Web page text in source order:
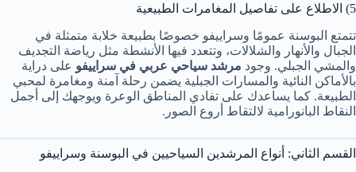
5) الاطلاع على تفاصيل المغامرات الطبيعية
تتمتع البوسنة عمومًا وسراييفو خصوصًا بطبيعة خلابة متمثلة في
الجبال والأنهار والشلالات، وتتعدد فيها الأنشطة مثل رياضة التجديف
والمشي الجبلي. وجود مرشد سياحي عربي في سراييفو على دراية
بالأماكن النائية والمسارات الجبلية يضمن رحلة آمنة ومغامرة لمحبي
الطبيعة. كما يساعدك على تفادي المناطق الوعرة ويوجهك إلى أجمل
النقاط البانورامية لالتقاط أروع الصور.
القسم الثاني: أنواع المرشدين السياحيين في البوسنة وسراييفو